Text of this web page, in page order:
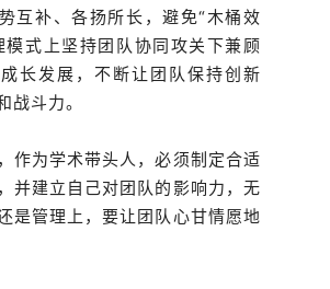
互补、各扬所长，避免“木桶效
模式上坚持团队协同攻关下兼顾
长发展，不断让团队保持创新
战斗力。
作为学术带头人，必须制定合适
并建立自己对团队的影响力，无
是管理上，要让团队心甘情愿地